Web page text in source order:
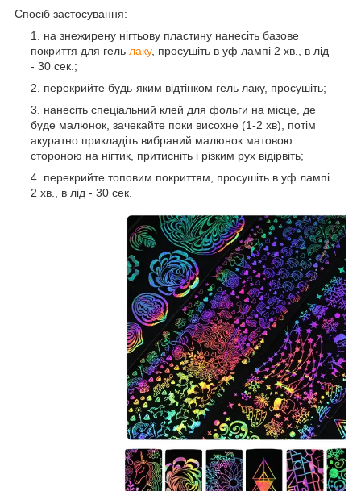
Спосіб застосування:
на знежирену нігтьову пластину нанесіть базове
покриття для гель лаку, просушіть в уф лампі 2 хв., в лід
- 30 сек.;
перекрийте будь-яким відтінком гель лаку, просушіть;
нанесіть спеціальний клей для фольги на місце, де
буде малюнок, зачекайте поки висохне (1-2 хв), потім
акуратно прикладіть вибраний малюнок матовою
стороною на нігтик, притисніть і різким рух відірвіть;
перекрийте топовим покриттям, просушіть в уф лампі
2 хв., в лід - 30 сек.